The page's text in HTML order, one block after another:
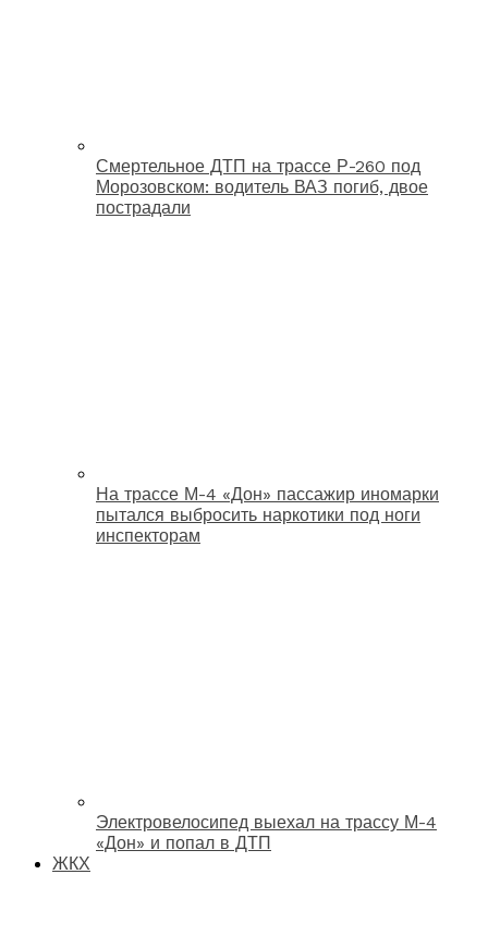
Смертельное ДТП на трассе Р-260 под
Морозовском: водитель ВАЗ погиб, двое
пострадали
На трассе М-4 «Дон» пассажир иномарки
пытался выбросить наркотики под ноги
инспекторам
Электровелосипед выехал на трассу М-4
«Дон» и попал в ДТП
ЖКХ